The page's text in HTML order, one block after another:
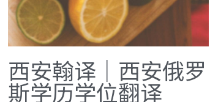
西安翰译｜西安俄罗
斯学历学位翻译